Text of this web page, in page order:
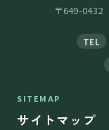
〒649-0432
TEL
SITEMAP
サイトマップ